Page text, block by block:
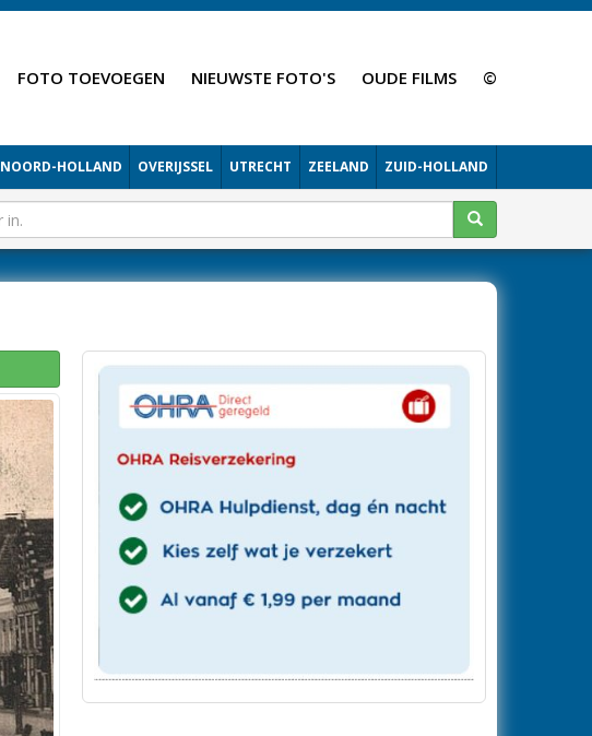
FOTO TOEVOEGEN NIEUWSTE FOTO'S OUDE FILMS ©
NOORD-HOLLAND OVERIJSSEL UTRECHT ZEELAND ZUID-HOLLAND